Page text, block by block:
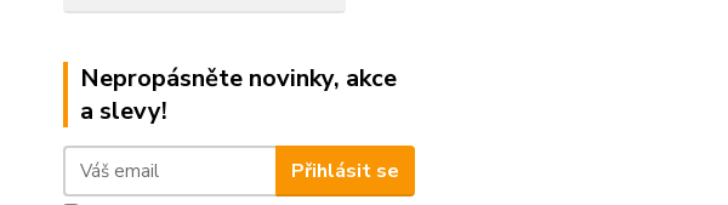
Nepropásněte novinky, akce
a slevy!
Přihlásit se